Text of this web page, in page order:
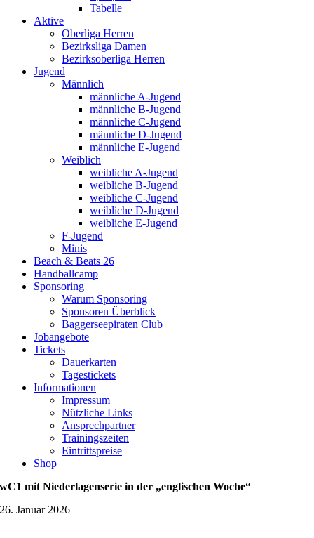
Tabelle
Aktive
Oberliga Herren
Bezirksliga Damen
Bezirksoberliga Herren
Jugend
Männlich
männliche A-Jugend
männliche B-Jugend
männliche C-Jugend
männliche D-Jugend
männliche E-Jugend
Weiblich
weibliche A-Jugend
weibliche B-Jugend
weibliche C-Jugend
weibliche D-Jugend
weibliche E-Jugend
F-Jugend
Minis
Beach & Beats 26
Handballcamp
Sponsoring
Warum Sponsoring
Sponsoren Überblick
Baggerseepiraten Club
Jobangebote
Tickets
Dauerkarten
Tagestickets
Informationen
Impressum
Nützliche Links
Ansprechpartner
Trainingszeiten
Eintrittspreise
Shop
wC1 mit Niederlagenserie in der „englischen Woche“
26. Januar 2026